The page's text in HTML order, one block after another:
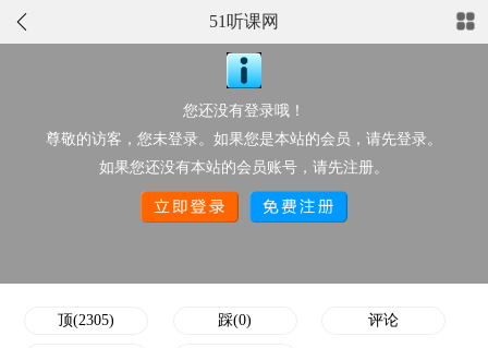
51听课网
您还没有登录哦！
尊敬的访客，您未登录。如果您是本站的会员，请先登录。
如果您还没有本站的会员账号，请先注册。
正在播放：《伯牙绝弦》 贺海红浙江省第九届小学语文青年教师
点此上传配套资源
作者/执教老师：
点击次数：
22551
08-21 14:06:33 顶/踩次数： 2305/0
顶(2305) 踩(0) 评论